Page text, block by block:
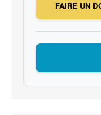
FAIRE UN